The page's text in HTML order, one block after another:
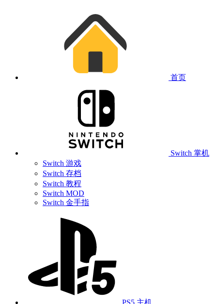
首页
Switch 掌机
Switch 游戏
Switch 存档
Switch 教程
Switch MOD
Switch 金手指